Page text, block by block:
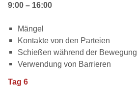
9:00 – 16:00
Mängel
Kontakte von den Parteien
Schießen während der Bewegung
Verwendung von Barrieren
Tag 6